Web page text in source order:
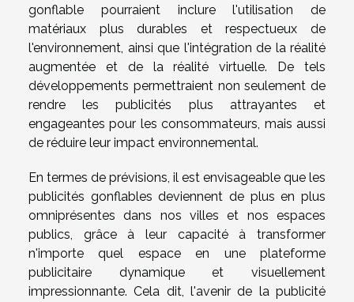
gonflable pourraient inclure l'utilisation de
matériaux plus durables et respectueux de
l'environnement, ainsi que l'intégration de la réalité
augmentée et de la réalité virtuelle. De tels
développements permettraient non seulement de
rendre les publicités plus attrayantes et
engageantes pour les consommateurs, mais aussi
de réduire leur impact environnemental.
En termes de prévisions, il est envisageable que les
publicités gonflables deviennent de plus en plus
omniprésentes dans nos villes et nos espaces
publics, grâce à leur capacité à transformer
n'importe quel espace en une plateforme
publicitaire dynamique et visuellement
impressionnante. Cela dit, l'avenir de la publicité